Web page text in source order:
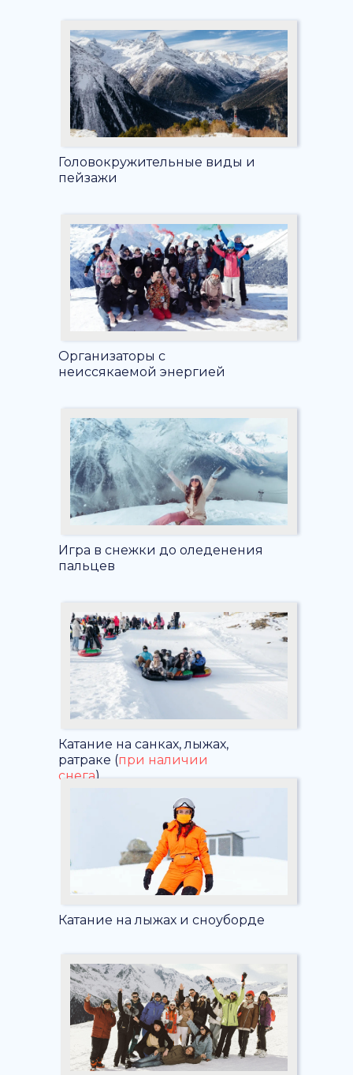
Головокружительные виды и
пейзажи
Организаторы с
неиссякаемой энергией
Игра в снежки до оледенения
пальцев
Катание на санках, лыжах,
ратраке (при наличии
снега)
Катание на лыжах и сноуборде